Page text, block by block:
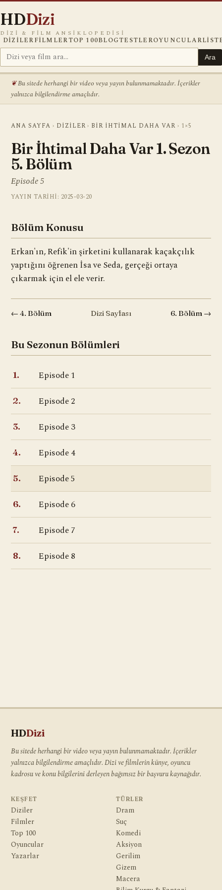
HDDizi
DIZI & FILM ANSIKLOPEDISI
DIZILERFILMLERTOP 100BLOGTESTLEROYUNCULAR
Ara
Bu sitede herhangi bir video veya yayın bulunmamaktadır. İçerikler
yalnızca bilgilendirme amaçlıdır.
ANA SAYFA › DIZILER › BIR İHTIMAL DAHA VAR › 1×5
Bir İhtimal Daha Var 1. Sezon
5. Bölüm
Episode 5
YAYIN TARIHI: 2025-03-20
Bölüm Konusu
Erkan'ın, Refik'in şirketini kullanarak kaçakçılık
yaptığını öğrenen İsa ve Seda, gerçeği ortaya
çıkarmak için el ele verir.
← 4. Bölüm Dizi Sayfası 6. Bölüm →
Bu Sezonun Bölümleri
1. Episode 1
2. Episode 2
3. Episode 3
4. Episode 4
5. Episode 5
6. Episode 6
7. Episode 7
8. Episode 8
HDDizi
Bu sitede herhangi bir video veya yayın bulunmamaktadır. İçerikler
yalnızca bilgilendirme amaçlıdır. Dizi ve filmlerin künye, oyuncu
kadrosu ve konu bilgilerini derleyen bağımsız bir başvuru kaynağıdır.
KEŞFET
Diziler
Filmler
Top 100
Oyuncular
Yazarlar
TÜRLER
Dram
Suç
Komedi
Aksiyon
Gerilim
Gizem
Macera